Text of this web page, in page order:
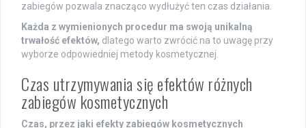
zabiegów pozwala znacząco wydłużyć ten czas działania.
Każda z wymienionych procedur ma swoją unikalną
trwałość efektów, dlatego warto zwrócić na to uwagę przy
wyborze odpowiedniej metody kosmetycznej.
Czas utrzymywania się efektów różnych
zabiegów kosmetycznych
Czas, przez jaki efekty zabiegów kosmetycznych